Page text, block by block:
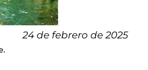
24 de febrero de 2025